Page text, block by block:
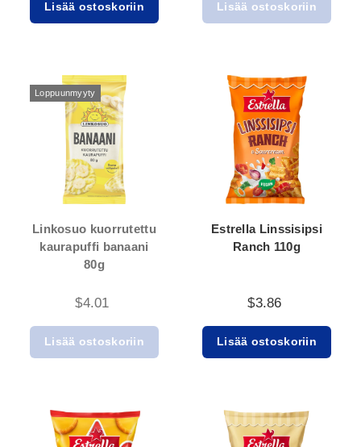
Lisää ostoskoriin Lisää ostoskoriin
Loppuunmyyty
Linkosuo kuorrutettu
kaurapuffi banaani
80g
$4.01
Lisää ostoskoriin
Estrella Linssisipsi
Ranch 110g
$3.86
Lisää ostoskoriin